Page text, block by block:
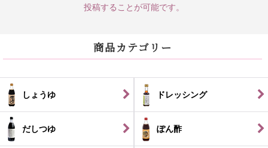
投稿することが可能です。
商品カテゴリー
しょうゆ ドレッシング
だしつゆ ぽん酢